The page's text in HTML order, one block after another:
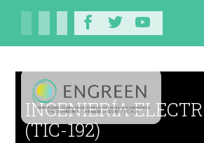
INGENIERÍA
(TIC-192)